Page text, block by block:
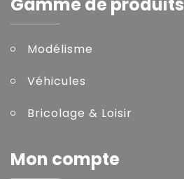
Modélisme
Véhicules
Bricolage & Loisir
Mon compte